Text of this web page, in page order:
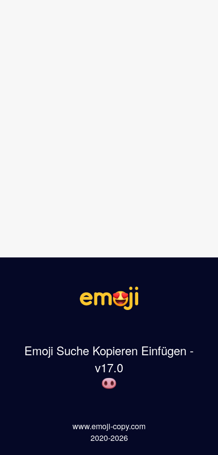
Emoji Suche Kopieren Einfügen -
v17.0
www.emoji-copy.com
2020-2026